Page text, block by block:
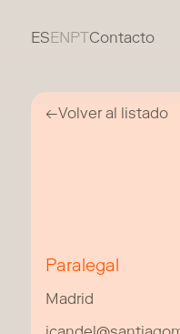
ESENPT Contacto
←Volver al listado
Paralegal
Madrid